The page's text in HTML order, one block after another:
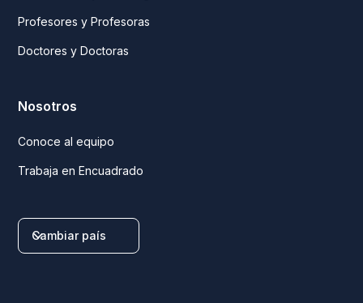
Profesores y Profesoras
Doctores y Doctoras
Nosotros
Conoce al equipo
Trabaja en Encuadrado
Cambiar país